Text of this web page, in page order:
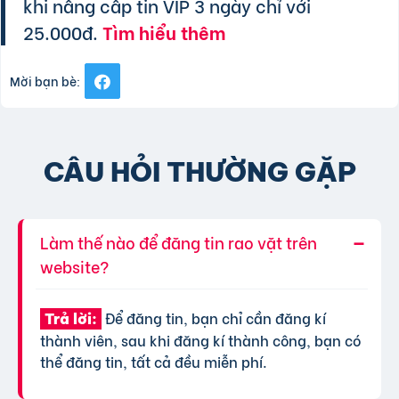
25.000đ.Tìm hiểu thêm
Mời bạn bè:
CÂU HỎI THƯỜNG GẶP
Làm thế nào để đăng tin rao vặt trên
website?
Trả lời: Để đăng tin, bạn chỉ cần đăng kí
thành viên, sau khi đăng kí thành công, bạn có
thể đăng tin, tất cả đều miễn phí.